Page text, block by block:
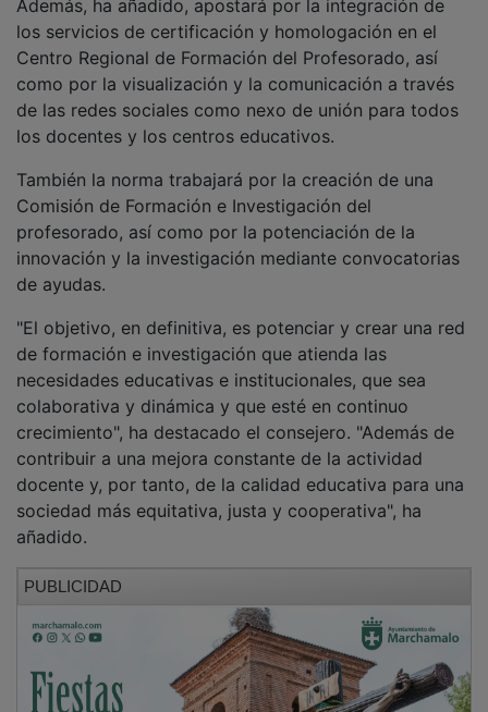
los servicios de certificación y homologación en el
Centro Regional de Formación del Profesorado, así
como por la visualización y la comunicación a través
de las redes sociales como nexo de unión para todos
los docentes y los centros educativos.
Comisión de Formación e Investigación del
profesorado, así como por la potenciación de la
innovación y la investigación mediante convocatorias
de ayudas.
de formación e investigación que atienda las
necesidades educativas e institucionales, que sea
colaborativa y dinámica y que esté en continuo
crecimiento", ha destacado el consejero. "Además de
contribuir a una mejora constante de la actividad
docente y, por tanto, de la calidad educativa para una
sociedad más equitativa, justa y cooperativa", ha
añadido.